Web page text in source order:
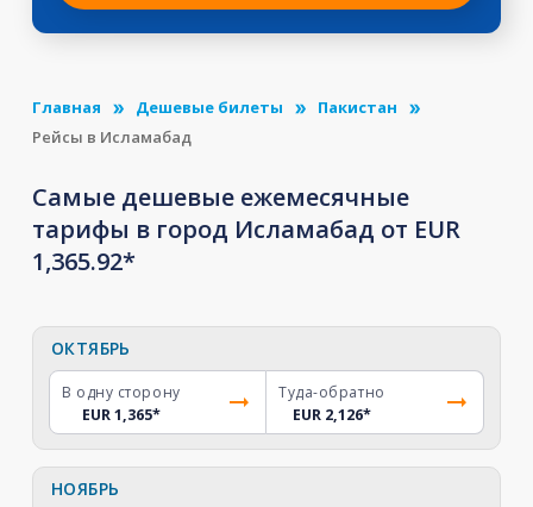
Главная Дешевые билеты
Пакистан
Рейсы в Исламабад
Самые дешевые ежемесячные
тарифы в город Исламабад от EUR
1,365.92*
ОКТЯБРЬ
В одну сторону
EUR 1,365*
Туда-обратно
EUR 2,126*
НОЯБРЬ